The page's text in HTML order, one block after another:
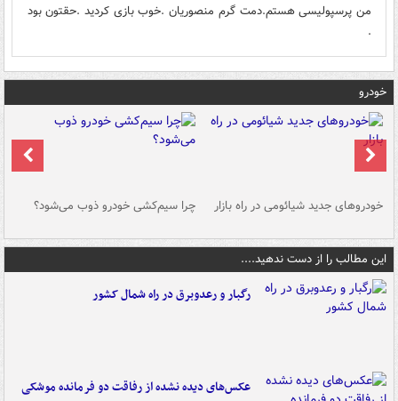
من پرسپولیسی هستم.دمت گرم منصوریان .خوب بازی کردید .حقتون بود
.
خودرو
خودروهای جدید شیائومی در راه بازار چرا سیم‌کشی خودرو ذوب می‌شود؟
این مطالب را از دست ندهید....
رگبار و رعدوبرق در راه شمال کشور
عکس‌های دیده نشده از رفاقت دو فرمانده‌ موشکی